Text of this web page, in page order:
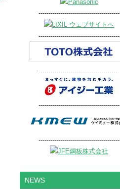
-----------------------------------------
-----------------------------------------
-----------------------------------------
-----------------------------------------
-----------------------------------------
NEWS